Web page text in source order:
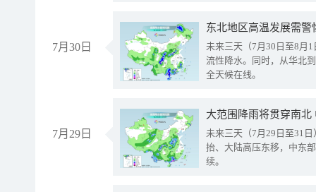
7月30日
东北地区高温发展需
未来三天（7月30日至8月
流性降水。同时，从华北
全天候在线。
7月29日
大范围降雨将贯穿南
未来三天（7月29日至31
抬、大陆高压东移，中东
续。